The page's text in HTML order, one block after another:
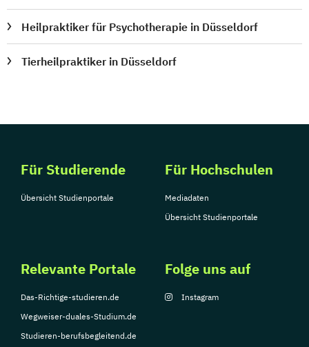
Heilpraktiker für Psychotherapie in Düsseldorf
Tierheilpraktiker in Düsseldorf
Für Studierende
Übersicht Studienportale
Für Hochschulen
Mediadaten
Übersicht Studienportale
Relevante Portale
Das-Richtige-studieren.de
Wegweiser-duales-Studium.de
Studieren-berufsbegleitend.de
Folge uns auf
Instagram